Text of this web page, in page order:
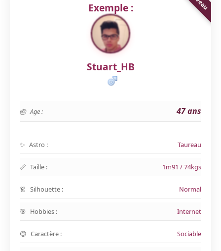
Exemple :
Stuart_HB
Age : 47 ans
Astro : Taureau
Taille : 1m91 / 74kgs
Silhouette : Normal
Hobbies : Internet
Caractère : Sociable